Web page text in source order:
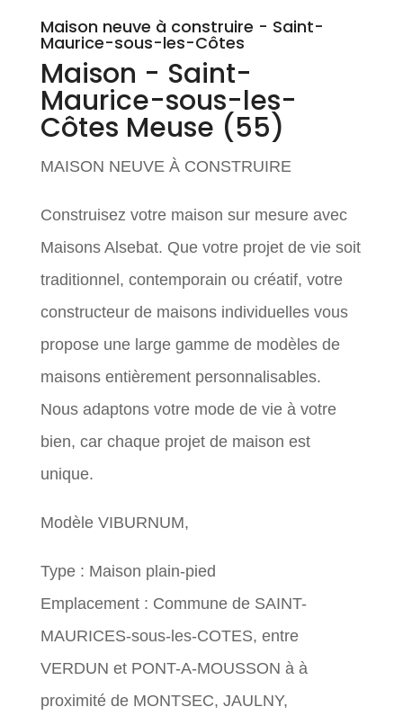
Maison neuve à construire - Saint-
Maurice-sous-les-Côtes
Maison - Saint-
Maurice-sous-les-
Côtes Meuse (55)
MAISON NEUVE À CONSTRUIRE
Construisez votre maison sur mesure avec
Maisons Alsebat. Que votre projet de vie soit
traditionnel, contemporain ou créatif, votre
constructeur de maisons individuelles vous
propose une large gamme de modèles de
maisons entièrement personnalisables.
Nous adaptons votre mode de vie à votre
bien, car chaque projet de maison est
unique.
Modèle VIBURNUM,
Type : Maison plain-pied
Emplacement : Commune de SAINT-
MAURICES-sous-les-COTES, entre
VERDUN et PONT-A-MOUSSON à à
proximité de MONTSEC, JAULNY,